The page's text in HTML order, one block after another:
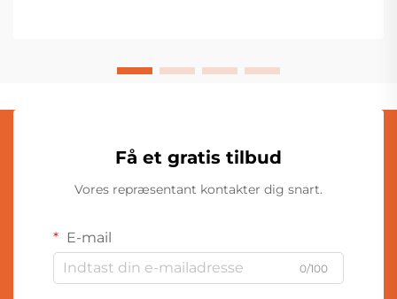
Få et gratis tilbud
Vores repræsentant kontakter dig snart.
E-mail
0/100